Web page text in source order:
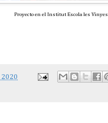
Proyecto en el Institut Escola les Vinyes